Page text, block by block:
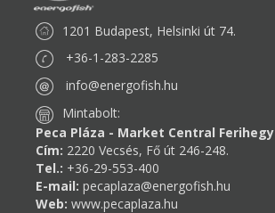
1201 Budapest, Helsinki út 74.
+36-1-283-2285
info@energofish.hu
Mintabolt:
Peca Pláza - Market Central Ferihegy
Cím: 2220 Vecsés, Fő út 246-248.
Tel.: +36-29-553-400
E-mail: pecaplaza@energofish.hu
Web: www.pecaplaza.hu